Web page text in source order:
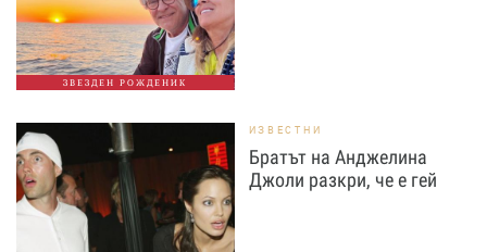
ЗВЕЗДЕН РОЖДЕНИК
ИЗВЕСТНИ
Братът на Анджелина
Джоли разкри, че е гей